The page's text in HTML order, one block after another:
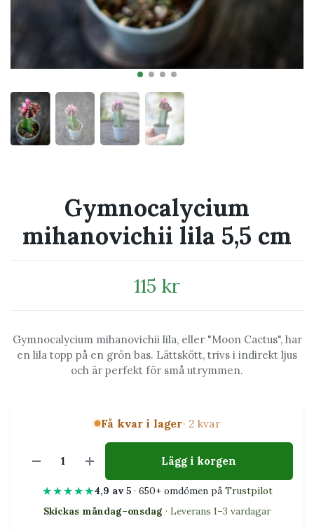
Gymnocalycium
mihanovichii lila 5,5 cm
115 kr
Gymnocalycium mihanovichii lila, eller "Moon Cactus", har
en lila topp på en grön bas. Lättskött, trivs i indirekt ljus
och är perfekt för små utrymmen.
Få kvar i lager· 2 kvar
Lägg i korgen
★★★★★4,9 av 5· 650+ omdömen på Trustpilot
Skickas måndag–onsdag · Leverans 1–3 vardagar